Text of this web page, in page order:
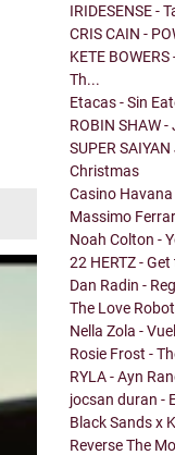
IRIDESENSE -
CRIS CAIN -
KETE
Th...
Etacas - Sin
ROBIN SHAW
SUPER
Christmas
Casino
Massimo
Noah Colton -
22 HERTZ -
Dan Radin -
The Love
Nella Zola -
Rosie Frost -
RYLA - Ayn
jocsan duran -
Black Sands x
Reverse The